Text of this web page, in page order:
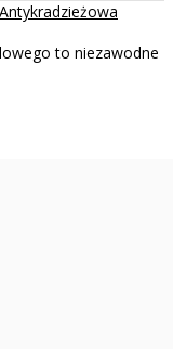
to niezawodne